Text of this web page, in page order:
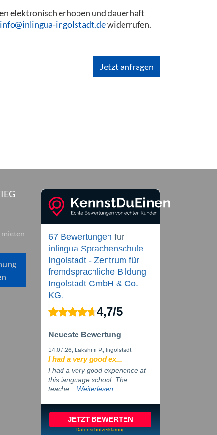
elektronisch erhoben und dauerhaft
info@inlingua-ingolstadt.dewiderrufen.
mieten
67 Bewertungen für
inlingua Sprachenschule
Ingolstadt - Zentrum für
fremdsprachliche Bildung
Ingolstadt GmbH & Co.
KG.
4,7/5
Neueste Bewertung
14.07.26, Lakshmi P., Ingolstadt
I had a very good ex...
I had a very good experience at
this language school. The
teache... Weiterlesen
JETZT BEWERTEN
Datenschutzerklärung